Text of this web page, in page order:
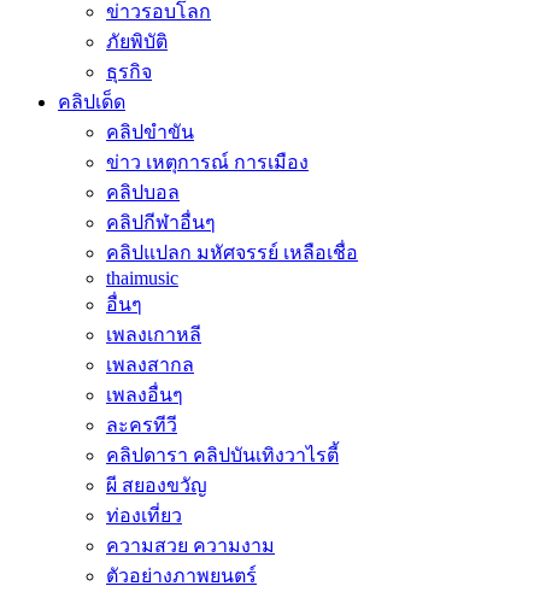
ข่าวรอบโลก
ภัยพิบัติ
ธุรกิจ
คลิปเด็ด
คลิปขำขัน
ข่าว เหตุการณ์ การเมือง
คลิปบอล
คลิปกีฬาอื่นๆ
คลิปแปลก มหัศจรรย์ เหลือเชื่อ
thaimusic
อื่นๆ
เพลงเกาหลี
เพลงสากล
เพลงอื่นๆ
ละครทีวี
คลิปดารา คลิปบันเทิงวาไรตี้
ผี สยองขวัญ
ท่องเที่ยว
ความสวย ความงาม
ตัวอย่างภาพยนตร์